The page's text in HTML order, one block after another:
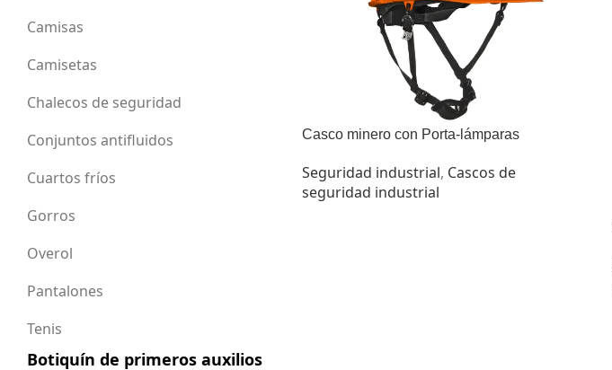
Camisas
Camisetas
Chalecos de seguridad
Conjuntos antifluidos
Cuartos fríos
Gorros
Overol
Pantalones
Tenis
Botiquín de primeros auxilios
Casco minero con Porta-lámparas
Seguridad industrial, Cascos de
seguridad industrial